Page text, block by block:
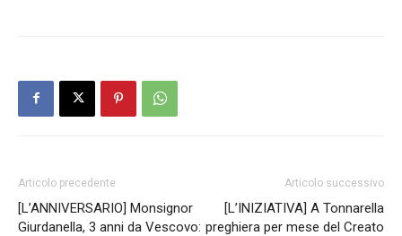
Articolo precedente
[L’ANNIVERSARIO] Monsignor
Giurdanella, 3 anni da Vescovo:
Articolo successivo
[L’INIZIATIVA] A Tonnarella
preghiera per mese del Creato